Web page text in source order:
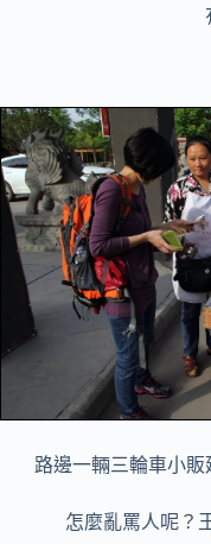
路邊一輛三輪車小販
怎麼亂罵人呢？